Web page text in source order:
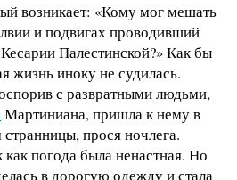
возникает: «Кому мог мешать
и подвигах проводивший
Палестинской?» Как бы
жизнь иноку не судилась.
с развратными людьми,
Мартиниана, пришла к нему в
прося ночлега.
как погода была ненастная. Но
в дорогую одежду и стала